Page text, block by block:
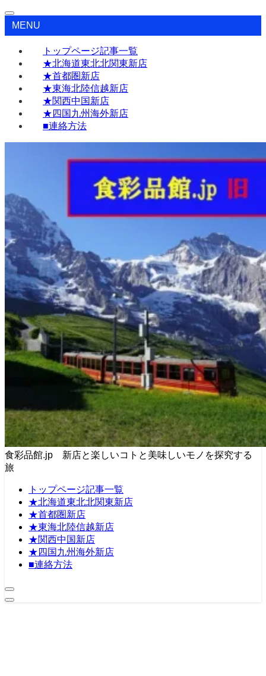
MENU
トップページ記事一覧
★北海道東北北関東新店
★首都圏新店
★東海北陸信越新店
★関西中国新店
★四国九州海外新店
■連絡方法
食彩品館.jp 新店と楽しいコトと美味しいモノを探究する
旅
トップページ記事一覧
★北海道東北北関東新店
★首都圏新店
★東海北陸信越新店
★関西中国新店
★四国九州海外新店
■連絡方法